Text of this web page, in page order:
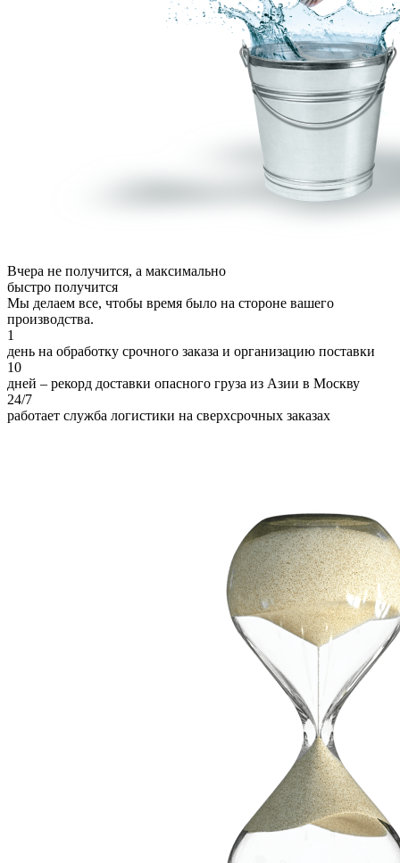
Вчера не получится, а максимально
быстро получится
Мы делаем все, чтобы время было на стороне вашего
производства.
1
день на обработку срочного заказа и организацию поставки
10
дней – рекорд доставки опасного груза из Азии в Москву
24/7
работает служба логистики на сверхсрочных заказах